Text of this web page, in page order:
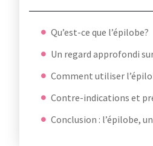
Qu’est-ce que l’épilobe?
Contre-indications et